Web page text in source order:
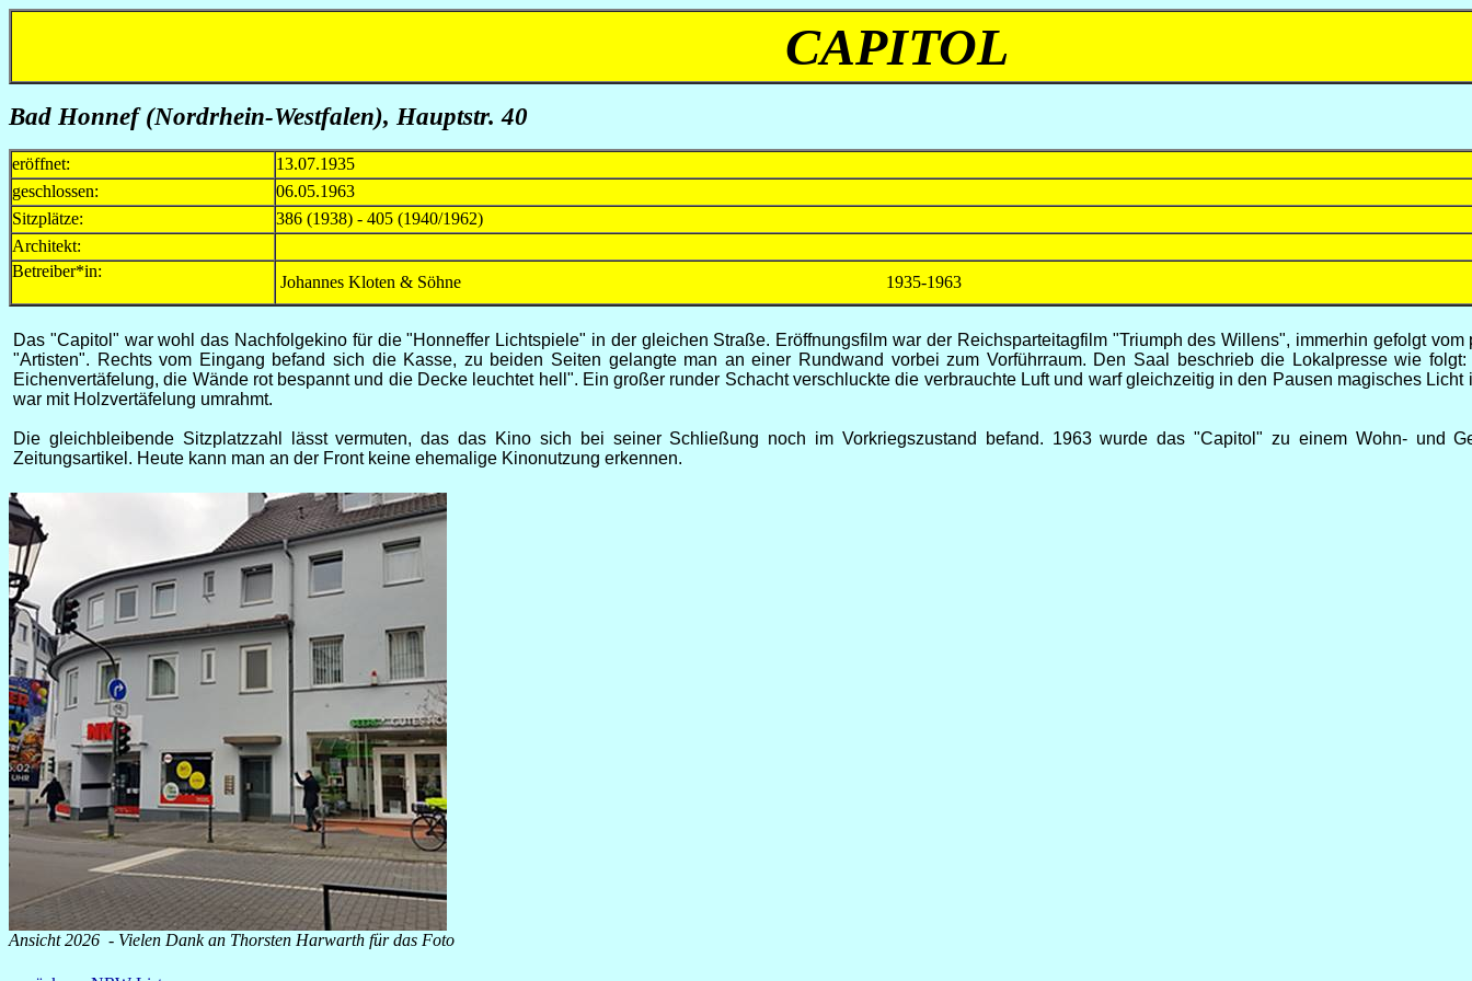
CAPITOL
Bad Honnef (Nordrhein-Westfalen), Hauptstr. 40
eröffnet:
13.07.1935
geschlossen:
06.05.1963
Sitzplätze:
386 (1938) - 405 (1940/1962)
Architekt:
Betreiber*in:
Johannes Kloten & Söhne 1935-1963
Das "Capitol" war wohl das Nachfolgekino für die "Honneffer Lichtspiele" in der gleichen Straße. Eröffnungsfilm war der Reichsparteitagfilm "Triumph des Willens", immerhin gefolgt
"Artisten". Rechts vom Eingang befand sich die Kasse, zu beiden Seiten gelangte man an einer Rundwand vorbei zum Vorführraum. Den Saal beschrieb die Lokalpresse wie
Eichenvertäfelung, die Wände rot bespannt und die Decke leuchtet hell". Ein großer runder Schacht verschluckte die verbrauchte Luft und warf gleichzeitig in den Pausen magisches
war mit Holzvertäfelung umrahmt.
Die gleichbleibende Sitzplatzzahl lässt vermuten, das das Kino sich bei seiner Schließung noch im Vorkriegszustand befand. 1963 wurde das "Capitol" zu einem Wohn- und
Zeitungsartikel. Heute kann man an der Front keine ehemalige Kinonutzung erkennen.
Ansicht 2026 - Vielen Dank an Thorsten Harwarth für das Foto